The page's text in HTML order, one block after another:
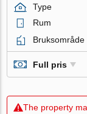
Type
Rum
Bruksområde
Full pris
The property